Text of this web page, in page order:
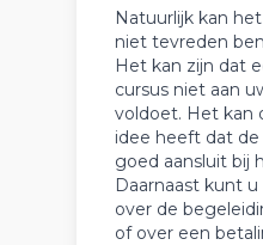
Natuurlijk kan
niet tevreden
Het kan zijn dat
cursus niet aan
voldoet. Het kan
idee heeft dat
goed aansluit bij
Daarnaast kunt
over de
of over een